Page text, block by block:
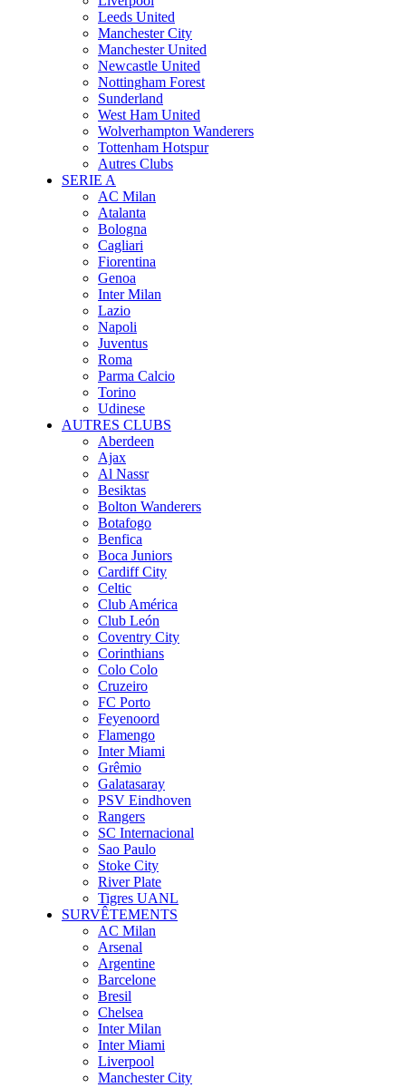
Leeds United
Manchester City
Manchester United
Newcastle United
Nottingham Forest
Sunderland
West Ham United
Wolverhampton Wanderers
Tottenham Hotspur
Autres Clubs
SERIE A
AC Milan
Atalanta
Bologna
Cagliari
Fiorentina
Genoa
Inter Milan
Lazio
Napoli
Juventus
Roma
Parma Calcio
Torino
Udinese
AUTRES CLUBS
Aberdeen
Ajax
Al Nassr
Besiktas
Bolton Wanderers
Botafogo
Benfica
Boca Juniors
Cardiff City
Celtic
Club América
Club León
Coventry City
Corinthians
Colo Colo
Cruzeiro
FC Porto
Feyenoord
Flamengo
Inter Miami
Grêmio
Galatasaray
PSV Eindhoven
Rangers
SC Internacional
Sao Paulo
Stoke City
River Plate
Tigres UANL
SURVÊTEMENTS
AC Milan
Arsenal
Argentine
Barcelone
Bresil
Chelsea
Inter Milan
Inter Miami
Liverpool
Manchester City